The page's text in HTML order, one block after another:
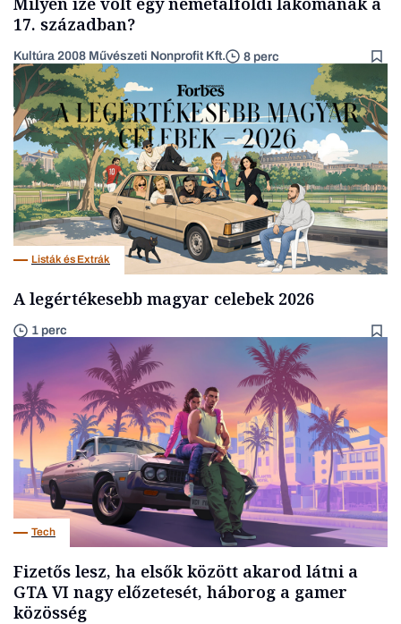
17. században?
Kultúra 2008 Művészeti Nonprofit Kft. 8 perc
Listák és Extrák
A legértékesebb magyar celebek 2026
1 perc
Tech
Fizetős lesz, ha elsők között akarod látni a
GTA VI nagy előzetesét, háborog a gamer
közösség